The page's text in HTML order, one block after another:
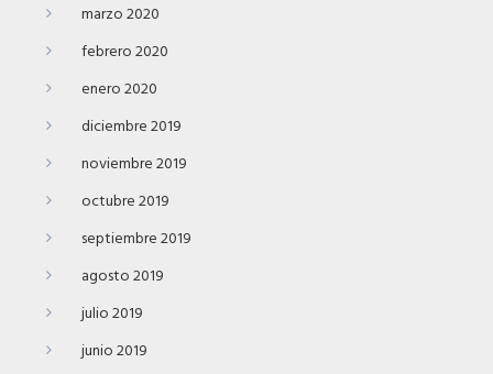
marzo 2020
febrero 2020
enero 2020
diciembre 2019
noviembre 2019
octubre 2019
septiembre 2019
agosto 2019
julio 2019
junio 2019